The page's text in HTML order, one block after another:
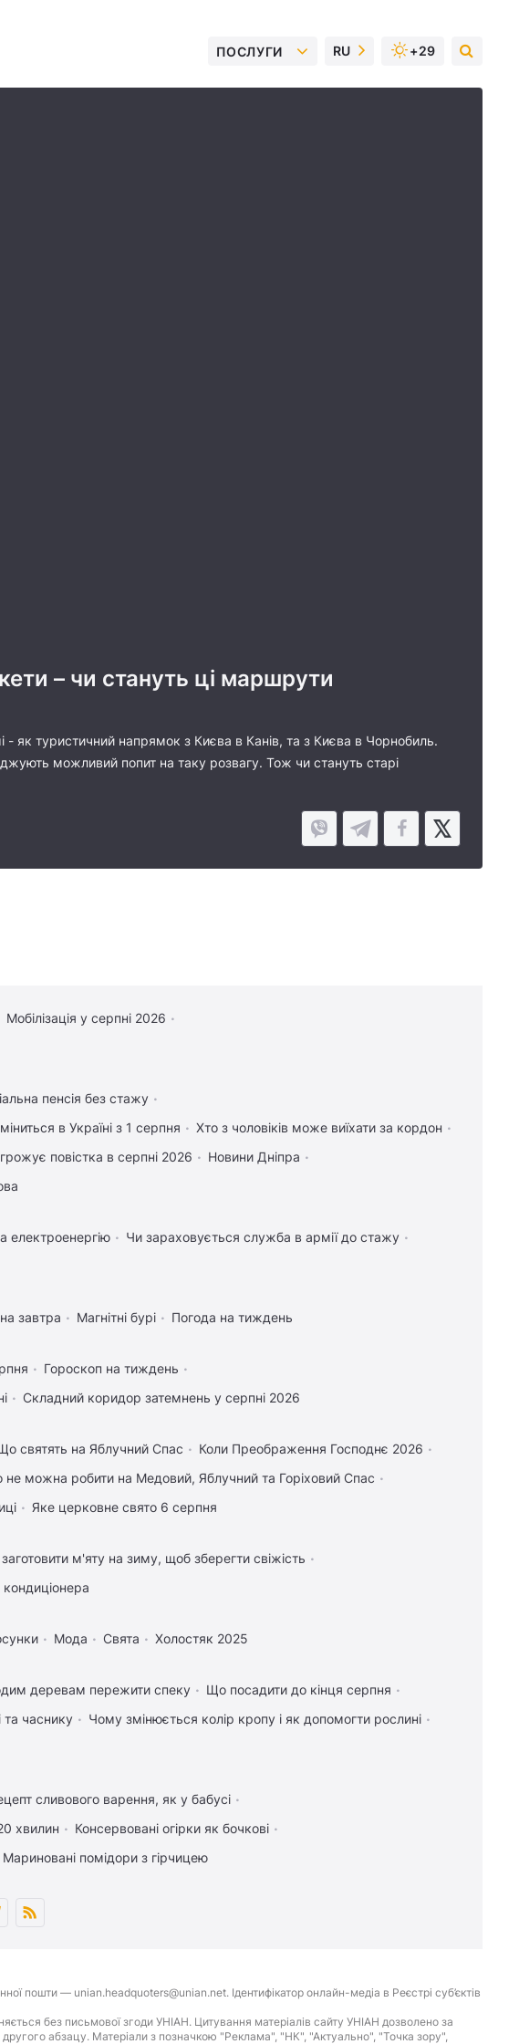
ПОСЛУГИ RU +29
– чи стануть ці маршрути
як туристичний напрямок з Києва в Канів, та з Києва в Чорнобиль.
можливий попит на таку розвагу. Тож чи стануть старі
Мобілізація у серпні 2026
пенсія без стажу
в Україні з 1 серпня
Хто з чоловіків може виїхати за кордон
повістка в серпні 2026
Новини Дніпра
електроенергію
Чи зараховується служба в армії до стажу
завтра Магнітні бурі Погода на тиждень
Гороскоп на тиждень
Складний коридор затемнень у серпні 2026
святять на Яблучний Спас
Коли Преображення Господнє 2026
можна робити на Медовий, Яблучний та Горіховий Спас
Яке церковне свято 6 серпня
м'яту на зиму, щоб зберегти свіжість
кондиціонера
Мода Свята Холостяк 2025
деревам пережити спеку
Що посадити до кінця серпня
часнику
Чому змінюється колір кропу і як допомогти рослині
сливового варення, як у бабусі
хвилин
Консервовані огірки як бочкові
Мариновані помідори з гірчицею
— unian.headquoters@unian.net. Ідентифікатор онлайн-медіа в Реєстрі суб’єктів
без письмової згоди УНІАН. Цитування матеріалів сайту УНІАН дозволено за
абзацу. Матеріали з позначкою "Реклама", "НК", "Актуально", "Точка зору",